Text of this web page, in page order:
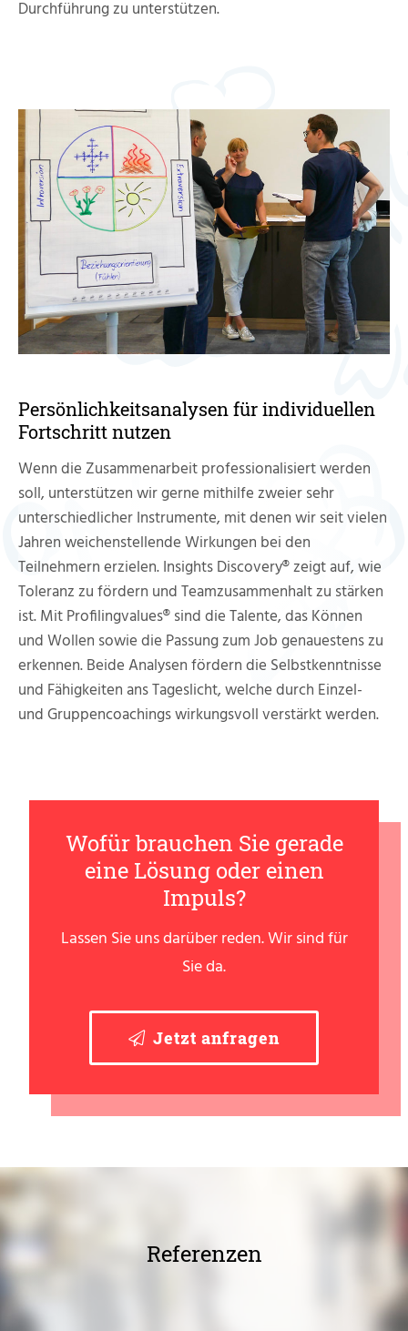
Durchführung zu unterstützen.
Persönlichkeitsanalysen für individuellen
Fortschritt nutzen
Wenn die Zusammenarbeit professionalisiert werden
soll, unterstützen wir gerne mithilfe zweier sehr
unterschiedlicher Instrumente, mit denen wir seit vielen
Jahren weichenstellende Wirkungen bei den
Teilnehmern erzielen. Insights Discovery® zeigt auf, wie
Toleranz zu fördern und Teamzusammenhalt zu stärken
ist. Mit Profilingvalues® sind die Talente, das Können
und Wollen sowie die Passung zum Job genauestens zu
erkennen. Beide Analysen fördern die Selbstkenntnisse
und Fähigkeiten ans Tageslicht, welche durch Einzel-
und Gruppencoachings wirkungsvoll verstärkt werden.
Wofür brauchen Sie gerade
eine Lösung oder einen
Impuls?
Lassen Sie uns darüber reden. Wir sind für
Sie da.
Jetzt anfragen
Referenzen